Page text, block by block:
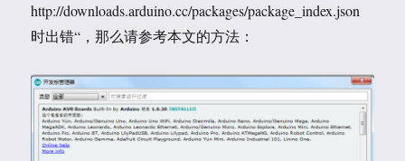
http://downloads.arduino.cc/packages/package_index.json
时出错“，那么请参考本文的方法：